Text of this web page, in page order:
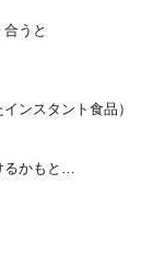
うと
ンスタント食品）
かもと…